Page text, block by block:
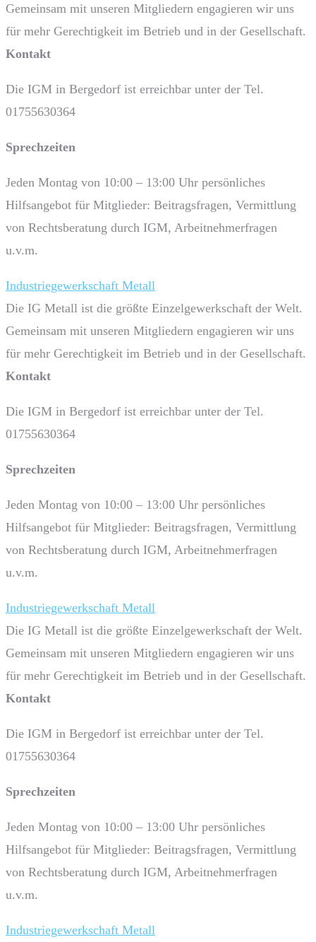
Gemeinsam mit unseren Mitgliedern engagieren wir uns
für mehr Gerechtigkeit im Betrieb und in der Gesellschaft.
Kontakt
Die IGM in Bergedorf ist erreichbar unter der Tel.
01755630364
Sprech­zeiten
Jeden Montag von 10:00 – 13:00 Uhr persönliches
Hilfsangebot für Mitglieder: Beitragsfragen, Vermittlung
von Rechtsberatung durch IGM, Arbeitnehmerfragen
u.v.m.
Industriegewerkschaft Metall
Die IG Metall ist die größte Einzelgewerkschaft der Welt.
Gemeinsam mit unseren Mitgliedern engagieren wir uns
für mehr Gerechtigkeit im Betrieb und in der Gesellschaft.
Kontakt
Die IGM in Bergedorf ist erreichbar unter der Tel.
01755630364
Sprech­zeiten
Jeden Montag von 10:00 – 13:00 Uhr persönliches
Hilfsangebot für Mitglieder: Beitragsfragen, Vermittlung
von Rechtsberatung durch IGM, Arbeitnehmerfragen
u.v.m.
Industriegewerkschaft Metall
Die IG Metall ist die größte Einzelgewerkschaft der Welt.
Gemeinsam mit unseren Mitgliedern engagieren wir uns
für mehr Gerechtigkeit im Betrieb und in der Gesellschaft.
Kontakt
Die IGM in Bergedorf ist erreichbar unter der Tel.
01755630364
Sprech­zeiten
Jeden Montag von 10:00 – 13:00 Uhr persönliches
Hilfsangebot für Mitglieder: Beitragsfragen, Vermittlung
von Rechtsberatung durch IGM, Arbeitnehmerfragen
u.v.m.
Industriegewerkschaft Metall